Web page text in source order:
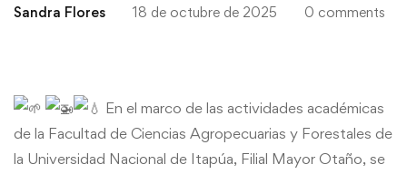
práctica
de
Sandra Flores 18 de octubre de 2025 0 comments
En el marco de las actividades académicas
de la Facultad de Ciencias Agropecuarias y Forestales de
la Universidad Nacional de Itapúa, Filial Mayor Otaño, se